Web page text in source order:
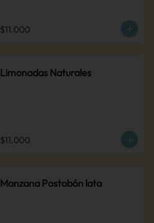
$11.000
Limonadas Naturales
$11.000
Manzana Postobón lata